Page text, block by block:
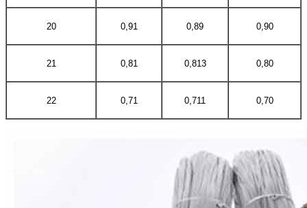
20 0,91 0,89 0,90
21 0,81 0,813 0,80
22 0,71 0,711 0,70